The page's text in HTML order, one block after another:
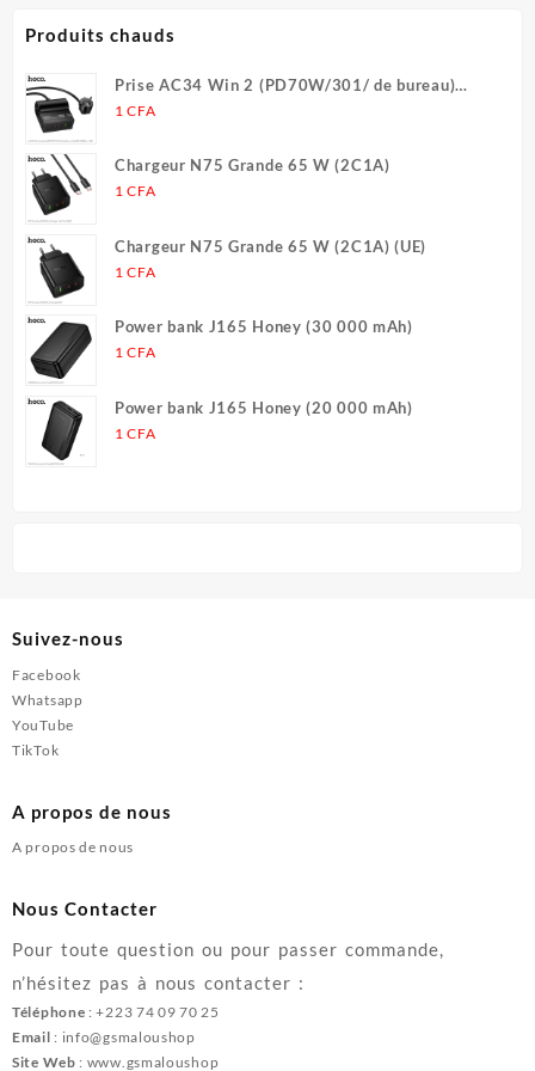
Produits chauds
Prise AC34 Win 2 (PD70W/301/ de bureau)
(UE/Allemagne) (L = 1,5 m)
1CFA
Chargeur N75 Grande 65 W (2C1A)
1CFA
Chargeur N75 Grande 65 W (2C1A) (UE)
1CFA
Power bank J165 Honey (30 000 mAh)
1CFA
Power bank J165 Honey (20 000 mAh)
1CFA
Suivez-nous
Facebook
Whatsapp
YouTube
TikTok
A propos de nous
A propos de nous
Nous Contacter
Pour toute question ou pour passer commande,
n’hésitez pas à nous contacter :
Téléphone : +223 74 09 70 25
Email : info@gsmaloushop
Site Web : www.gsmaloushop